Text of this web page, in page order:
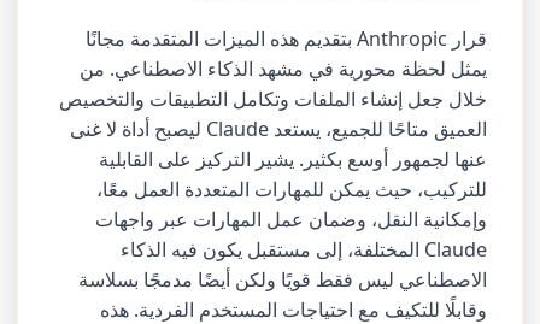
قرار Anthropic بتقديم هذه الميزات المتقدمة مجانًا
يمثل لحظة محورية في مشهد الذكاء الاصطناعي. من
خلال جعل إنشاء الملفات وتكامل التطبيقات والتخصيص
العميق متاحًا للجميع، يستعد Claude ليصبح أداة لا غنى
عنها لجمهور أوسع بكثير. يشير التركيز على القابلية
للتركيب، حيث يمكن للمهارات المتعددة العمل معًا،
وإمكانية النقل، وضمان عمل المهارات عبر واجهات
Claude المختلفة، إلى مستقبل يكون فيه الذكاء
الاصطناعي ليس فقط قويًا ولكن أيضًا مدمجًا بسلاسة
وقابلًا للتكيف مع احتياجات المستخدم الفردية. هذه